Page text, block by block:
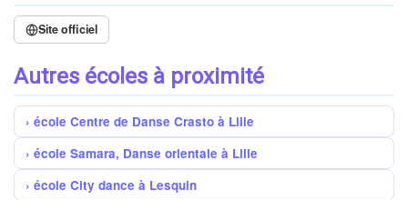
Site officiel
Autres écoles à proximité
école Centre de Danse Crasto à Lille
école Samara, Danse orientale à Lille
école City dance à Lesquin